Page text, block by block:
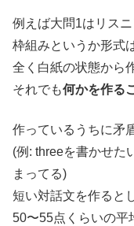
例えば大問1はリス
枠組みというか形式
全く白紙の状態から
それでも何かを作る
作っているうちに矛
(例: threeを書かせた
まってる)
短い対話文を作ると
50〜55点くらいの平